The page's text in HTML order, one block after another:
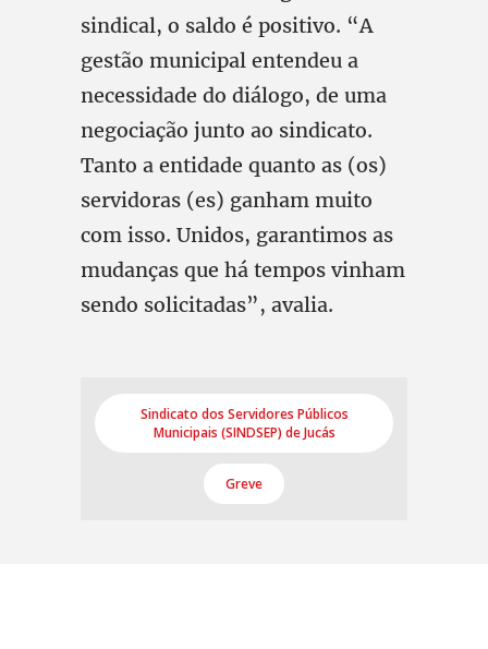
sindical, o saldo é positivo. “A
gestão municipal entendeu a
necessidade do diálogo, de uma
negociação junto ao sindicato.
Tanto a entidade quanto as (os)
servidoras (es) ganham muito
com isso. Unidos, garantimos as
mudanças que há tempos vinham
sendo solicitadas”, avalia.
Sindicato dos Servidores Públicos
Municipais (SINDSEP) de Jucás
Greve